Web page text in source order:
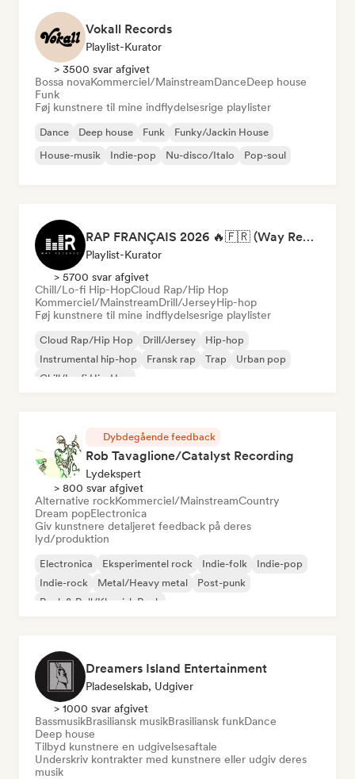
Vokall Records
Playlist-Kurator
> 3500 svar afgivet
Bossa novaKommerciel/MainstreamDanceDeep house
Funk
Føj kunstnere til mine indflydelsesrige playlister
Dance Deep house Funk
Funky/Jackin House
House-musik
Indie-pop Nu-disco/Italo Pop-soul
RAP FRANÇAIS 2026 🔥🇫🇷 (Way Records)
Playlist-Kurator
> 5700 svar afgivet
Chill/Lo-fi Hip-HopCloud Rap/Hip Hop
Kommerciel/MainstreamDrill/JerseyHip-hop
Føj kunstnere til mine indflydelsesrige playlister
Cloud Rap/Hip Hop Drill/Jersey
Hip-hop
Instrumental hip-hop
Fransk rap Trap
Urban pop
Chill/Lo-fi Hip-Hop
Dybdegående feedback
Rob Tavaglione/Catalyst Recording
Lydekspert
> 800 svar afgivet
Alternative rockKommerciel/MainstreamCountry
Dream popElectronica
Giv kunstnere detaljeret feedback på deres
lyd/produktion
Electronica Eksperimentel rock Indie-folk
Indie-pop
Indie-rock
Metal/Heavy metal
Post-punk
Rock & Roll/Klassisk Rock
Dreamers Island Entertainment
Pladeselskab, Udgiver
> 1000 svar afgivet
BassmusikBrasiliansk musikBrasiliansk funkDance
Deep house
Tilbyd kunstnere en udgivelsesaftale
Underskriv kontrakter med kunstnere eller udgiv deres
musik